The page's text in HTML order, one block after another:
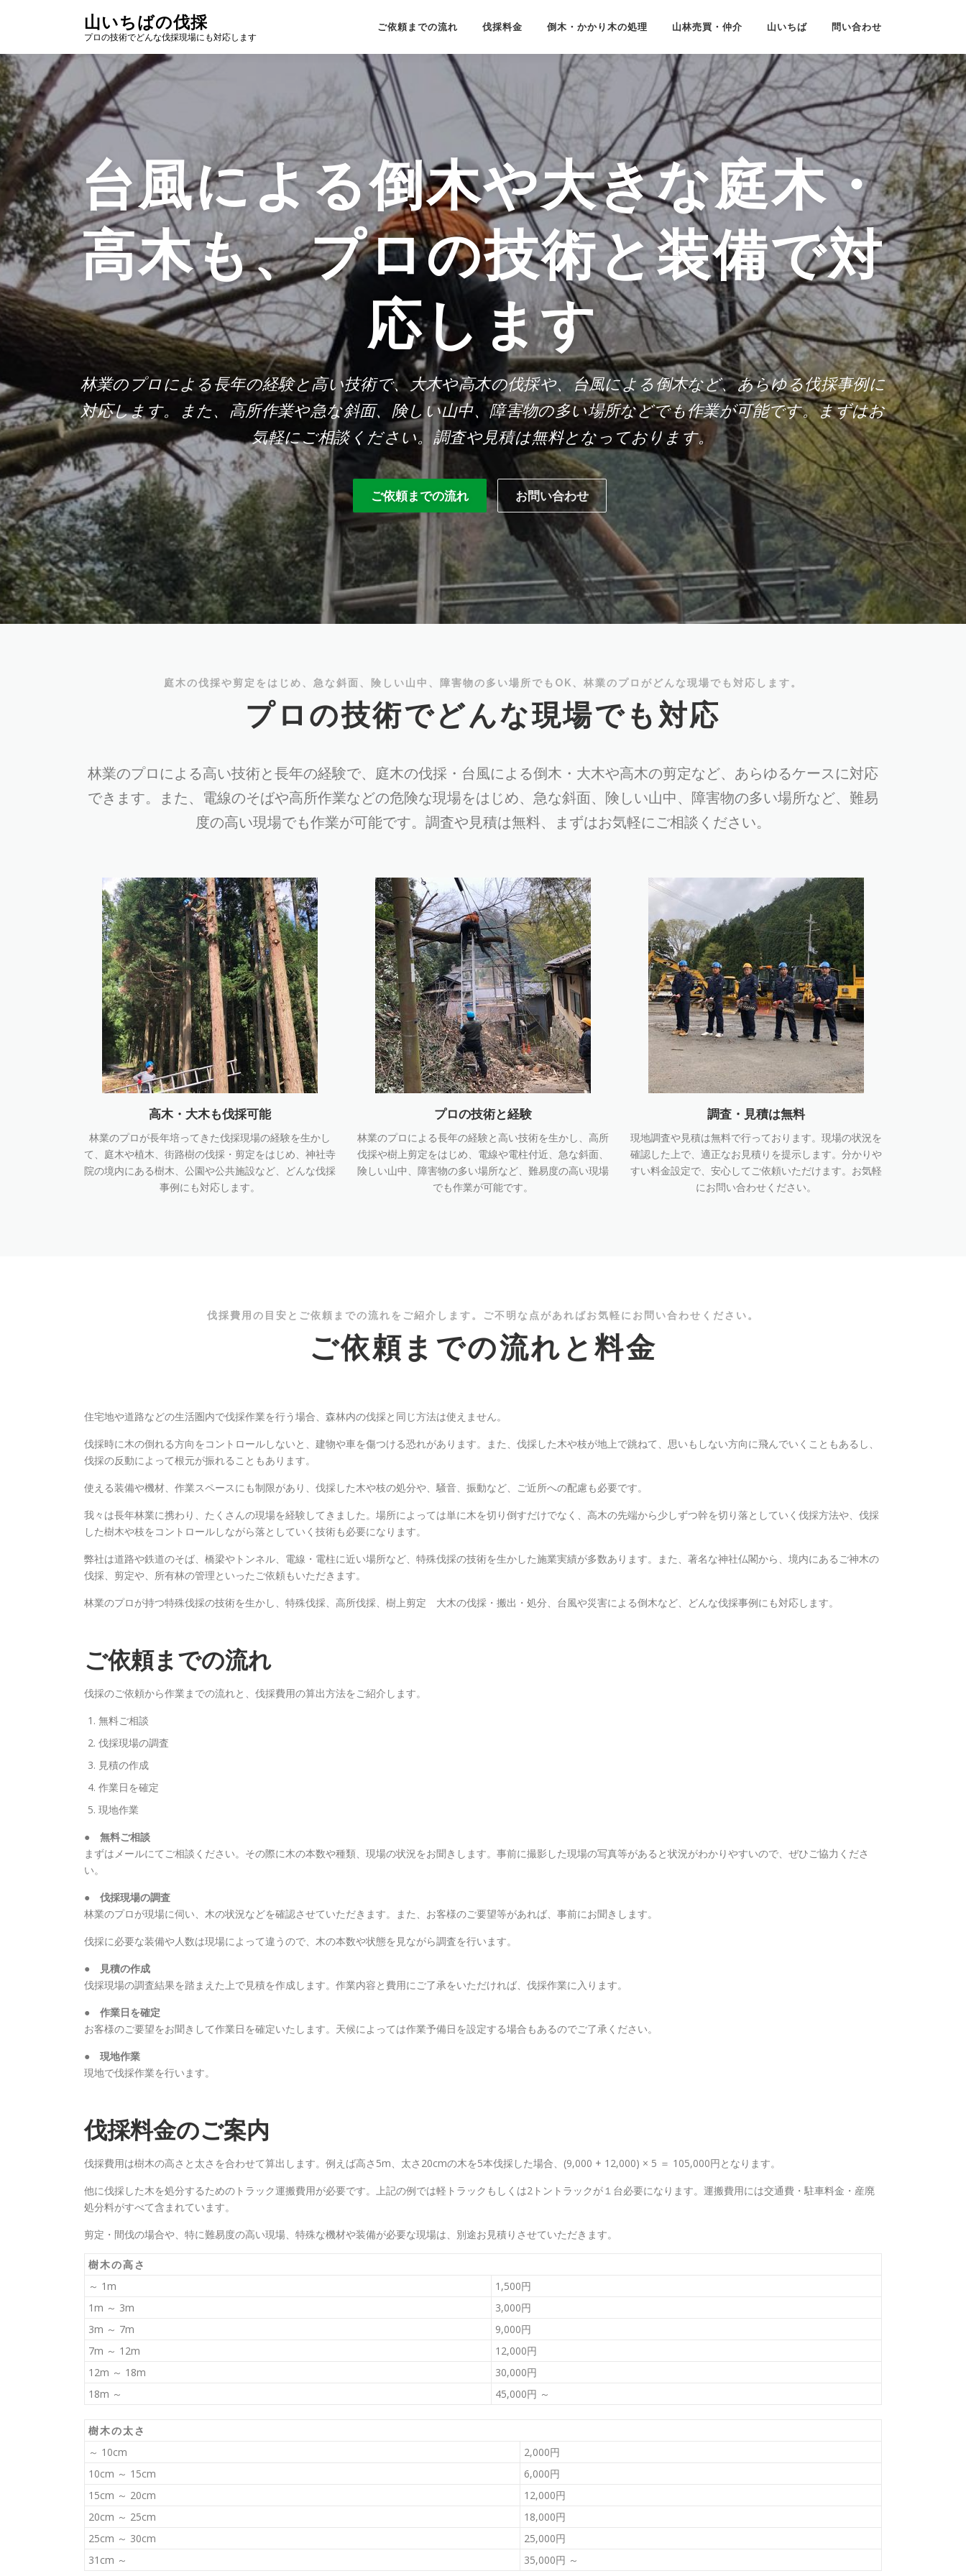
ン
ツ
へ
ス
キ
ッ
プ
山いちばの伐採
プロの技術でどんな伐採現場にも対応します
ご依頼までの流れ 伐採料金 倒木・かかり木の処理 山林売買・仲介 山いちば 問い合わせ
台風による倒木や大きな庭木・
高木も、プロの技術と装備で対
応します
林業のプロによる長年の経験と高い技術で、大木や高木の伐採や、台風による倒木など、あらゆる伐採事例に
対応します。また、高所作業や急な斜面、険しい山中、障害物の多い場所などでも作業が可能です。まずはお
気軽にご相談ください。調査や見積は無料となっております。
ご依頼までの流れ お問い合わせ
庭木の伐採や剪定をはじめ、急な斜面、険しい山中、障害物の多い場所でもOK、林業のプロがどんな現場でも対応します。
プロの技術でどんな現場でも対応
林業のプロによる高い技術と長年の経験で、庭木の伐採・台風による倒木・大木や高木の剪定など、あらゆるケースに対応
できます。また、電線のそばや高所作業などの危険な現場をはじめ、急な斜面、険しい山中、障害物の多い場所など、難易
度の高い現場でも作業が可能です。調査や見積は無料、まずはお気軽にご相談ください。
高木・大木も伐採可能
林業のプロが長年培ってきた伐採現場の経験を生かし
て、庭木や植木、街路樹の伐採・剪定をはじめ、神社寺
院の境内にある樹木、公園や公共施設など、どんな伐採
事例にも対応します。
プロの技術と経験
林業のプロによる長年の経験と高い技術を生かし、高所
伐採や樹上剪定をはじめ、電線や電柱付近、急な斜面、
険しい山中、障害物の多い場所など、難易度の高い現場
でも作業が可能です。
調査・見積は無料
現地調査や見積は無料で行っております。現場の状況を
確認した上で、適正なお見積りを提示します。分かりや
すい料金設定で、安心してご依頼いただけます。お気軽
にお問い合わせください。
伐採費用の目安とご依頼までの流れをご紹介します。ご不明な点があればお気軽にお問い合わせください。
ご依頼までの流れと料金
住宅地や道路などの生活圏内で伐採作業を行う場合、森林内の伐採と同じ方法は使えません。
伐採時に木の倒れる方向をコントロールしないと、建物や車を傷つける恐れがあります。また、伐採した木や枝が地上で跳ねて、思いもしない方向に飛んでいくこともあるし、
伐採の反動によって根元が振れることもあります。
使える装備や機材、作業スペースにも制限があり、伐採した木や枝の処分や、騒音、振動など、ご近所への配慮も必要です。
我々は長年林業に携わり、たくさんの現場を経験してきました。場所によっては単に木を切り倒すだけでなく、高木の先端から少しずつ幹を切り落としていく伐採方法や、伐採
した樹木や枝をコントロールしながら落としていく技術も必要になります。
弊社は道路や鉄道のそば、橋梁やトンネル、電線・電柱に近い場所など、特殊伐採の技術を生かした施業実績が多数あります。また、著名な神社仏閣から、境内にあるご神木の
伐採、剪定や、所有林の管理といったご依頼もいただきます。
林業のプロが持つ特殊伐採の技術を生かし、特殊伐採、​高所伐採、樹上剪定 大木の伐採・搬出・処分、台風や災害による倒木など、どんな伐採事例にも対応します。
ご依頼までの流れ
伐採のご依頼から作業までの流れと、伐採費用の算出方法をご紹介します。
無料ご相談
伐採現場の調査
見積の作成
作業日を確定
現地作業
● 無料ご相談
まずはメールにてご相談ください。その際に木の本数や種類、現場の状況をお聞きします。事前に撮影した現場の写真等があると状況がわかりやすいので、ぜひご協力くださ
い。
● 伐採現場の調査
林業のプロが現場に伺い、木の状況などを確認させていただきます。また、お客様のご要望等があれば、事前にお聞きします。
伐採に必要な装備や人数は現場によって違うので、木の本数や状態を見ながら調査を行います。
● 見積の作成
伐採現場の調査結果を踏まえた上で見積を作成します。作業内容と費用にご了承をいただければ、伐採作業に入ります。
● 作業日を確定
お客様のご要望をお聞きして作業日を確定いたします。天候によっては作業予備日を設定する場合もあるのでご了承ください。
● 現地作業
現地で伐採作業を行います。
伐採料金のご案内
伐採費用は樹木の高さと太さを合わせて算出します。例えば高さ5m、太さ20cmの木を5本伐採した場合、(9,000 + 12,000) × 5 ＝ 105,000円となります。
他に伐採した木を処分するためのトラック運搬費用が必要です。上記の例では軽トラックもしくは2トントラックが１台必要になります。運搬費用には交通費・駐車料金・産廃
処分料がすべて含まれています。
剪定・間伐の場合や、特に難易度の高い現場、特殊な機材や装備が必要な現場は、別途お見積りさせていただきます。
樹木の高さ
～ 1m
1,500円
1m ～ 3m
3,000円
3m ～ 7m
9,000円
7m ～ 12m
12,000円
12m ～ 18m
30,000円
18m ～
45,000円 ～
樹木の太さ
～ 10cm
2,000円
10cm ～ 15cm
6,000円
15cm ～ 20cm
12,000円
20cm ～ 25cm
18,000円
25cm ～ 30cm
25,000円
31cm ～
35,000円 ～